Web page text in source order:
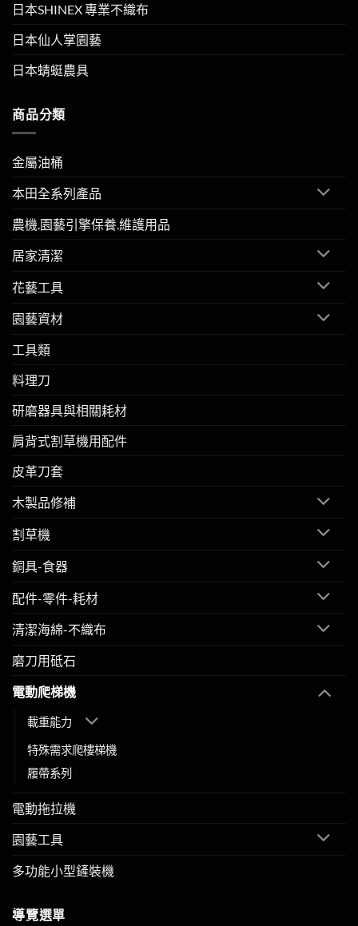
日本SHINEX 專業不織布
日本仙人掌園藝
日本蜻蜓農具
商品分類
金屬油桶
本田全系列產品
農機.園藝引擎保養.維護用品
居家清潔
花藝工具
園藝資材
工具類
料理刀
研磨器具與相關耗材
肩背式割草機用配件
皮革刀套
木製品修補
割草機
銅具-食器
配件-零件-耗材
清潔海綿-不織布
磨刀用砥石
電動爬梯機
載重能力
特殊需求爬樓梯機
履帶系列
電動拖拉機
園藝工具
多功能小型鏟裝機
導覽選單